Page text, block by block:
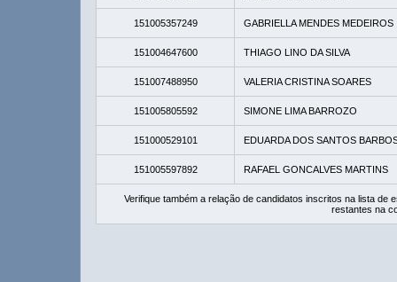
151005357249 GABRIELLA MENDES MEDEIROS
151004647600 THIAGO LINO DA SILVA
151007488950 VALERIA CRISTINA SOARES
151005805592 SIMONE LIMA BARROZO
151000529101 EDUARDA DOS SANTOS
151005597892 RAFAEL GONCALVES MARTINS
Verifique também a relação de candidatos inscritos na lista
restantes na